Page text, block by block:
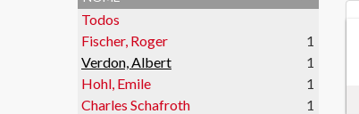
Todos
Fischer, Roger
1
Verdon, Albert
1
Hohl, Emile
1
Charles Schafroth
1